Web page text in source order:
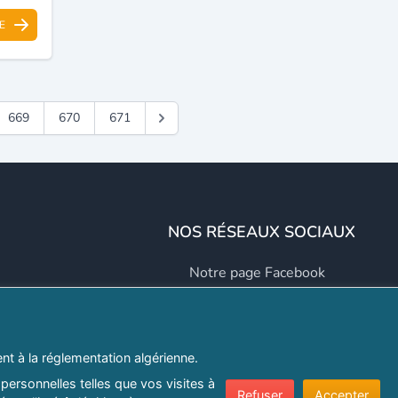
669 670 671
NOS RÉSEAUX SOCIAUX
Notre page Facebook
Notre page Twitter
à la réglementation algérienne.
telles que vos visites à
Refuser Accepter